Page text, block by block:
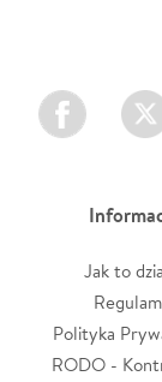
Facebook
Jak to
Polityka
RODO -